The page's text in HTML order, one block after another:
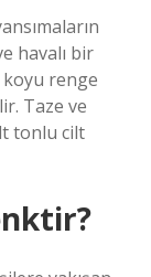
havalı bir
renge
Taze ve
tonlu cilt